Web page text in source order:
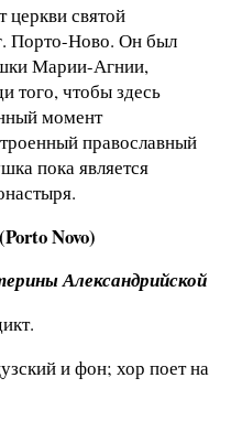
церкви святой
Порто-Ново. Он был
Марии-Агнии,
того, чтобы здесь
момент
православный
пока является
Novo)
Александрийской
и фон; хор поет на